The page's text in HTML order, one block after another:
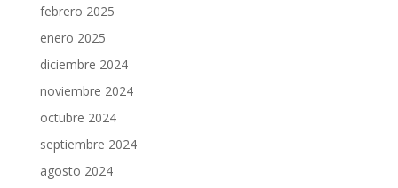
febrero 2025
enero 2025
diciembre 2024
noviembre 2024
octubre 2024
septiembre 2024
agosto 2024